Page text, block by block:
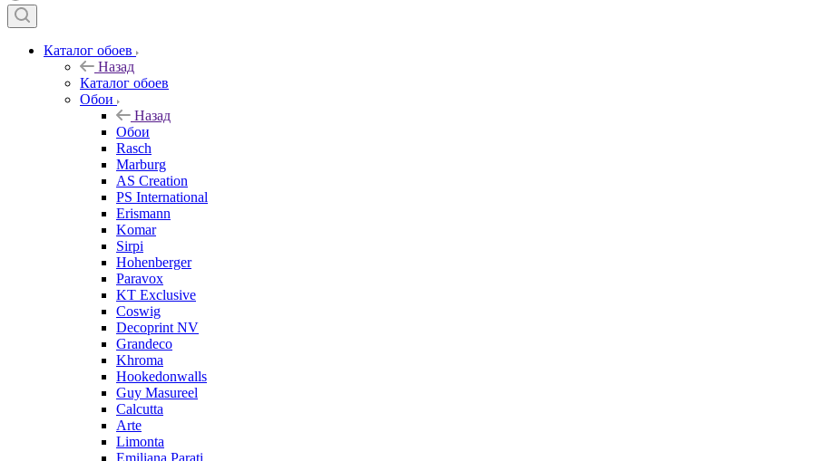
Каталог обоев
Назад
Каталог обоев
Обои
Назад
Обои
Rasch
Marburg
AS Creation
PS International
Erismann
Komar
Sirpi
Hohenberger
Paravox
KT Exclusive
Coswig
Decoprint NV
Grandeco
Khroma
Hookedonwalls
Guy Masureel
Calcutta
Arte
Limonta
Emiliana Parati